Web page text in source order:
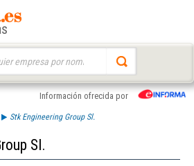
Información ofrecida por
Stk Engineering Group Sl.
Sl.